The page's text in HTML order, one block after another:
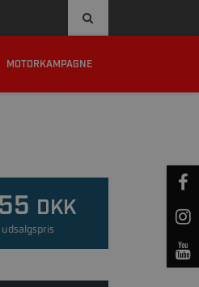
MOTORKAMPAGNE
DKK